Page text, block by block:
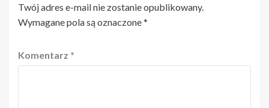
Twój adres e-mail nie zostanie opublikowany.
Wymagane pola są oznaczone*
Komentarz *